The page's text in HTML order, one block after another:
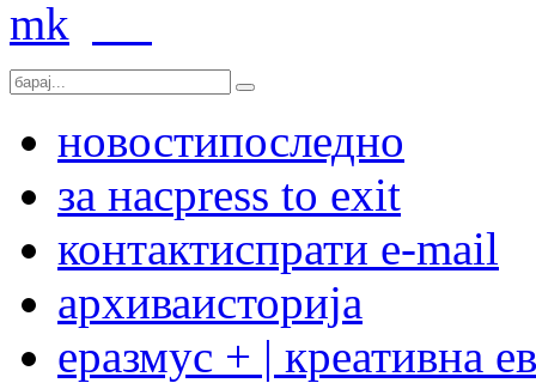
новостипоследно
за насpress to exit
контактиспрати e-mail
архиваисторија
еразмус + | креативна